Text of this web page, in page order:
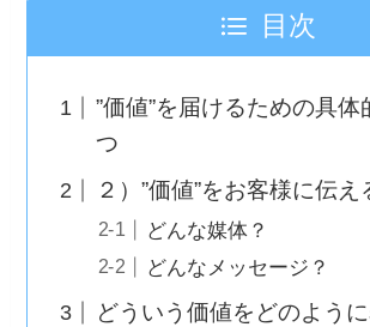
目次
”価値”を届けるための具体
つ
２）”価値”をお客様に伝
どんな媒体？
どんなメッセージ？
どういう価値をどのよう